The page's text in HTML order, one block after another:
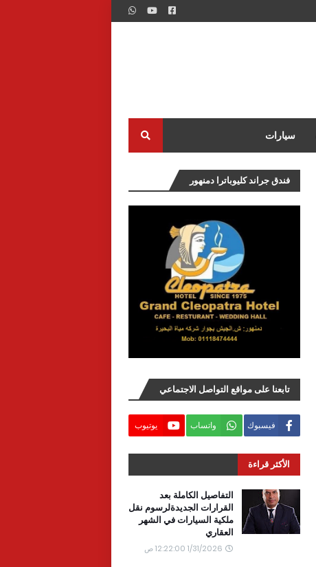
سيارات
فندق جراند كليوباترا دمنهور
تابعنا على مواقع التواصل الاجتماعي
فيسبوك واتساب يوتيوب
الأكثر قراءة
التفاصيل الكاملة بعد
القرارات الجديدةلرسوم نقل
ملكية السيارات في الشهر
العقاري
1/31/2026 12:22:00 ص